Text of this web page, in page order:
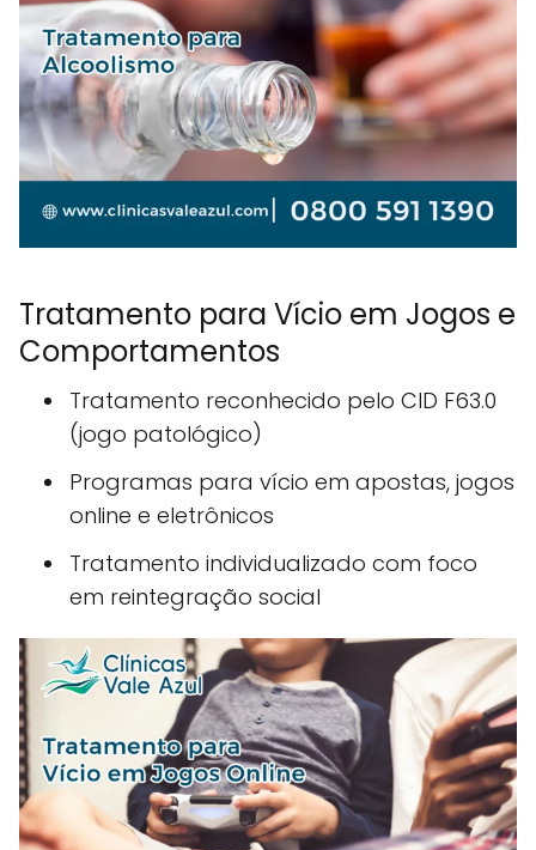
Tratamento para Vício em Jogos e
Comportamentos
Tratamento reconhecido pelo CID F63.0
(jogo patológico)
Programas para vício em apostas, jogos
online e eletrônicos
Tratamento individualizado com foco
em reintegração social